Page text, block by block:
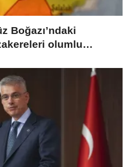
Boğazı’ndaki
olumlu